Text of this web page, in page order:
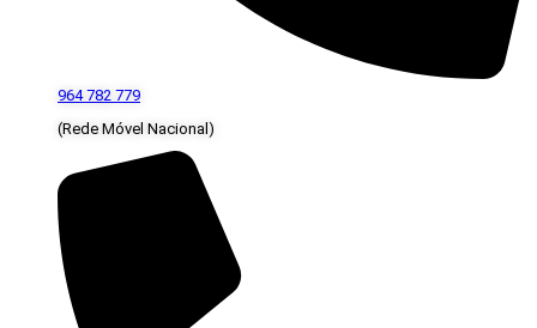
964 782 779
(Rede Móvel Nacional)